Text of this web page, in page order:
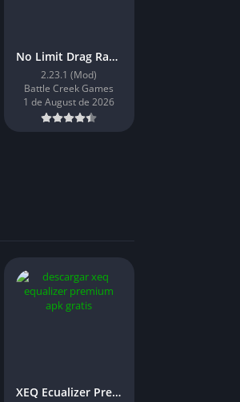
No Limit Drag Racing 2: Dinero Infinito
2.23.1 (Mod)
Battle Creek Games
1 de August de 2026
XEQ Ecualizer Premium